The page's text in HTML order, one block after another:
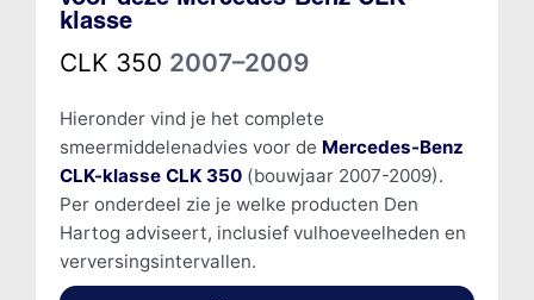
klasse
CLK 350 2007–2009
Hieronder vind je het complete
smeermiddelenadvies voor de Mercedes-Benz
CLK-klasse CLK 350(bouwjaar 2007-2009).
Per onderdeel zie je welke producten Den
Hartog adviseert, inclusief vulhoeveelheden en
verversingsintervallen.